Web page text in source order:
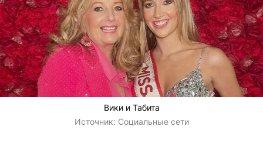
Вики и Табита
Источник: Социальные сети